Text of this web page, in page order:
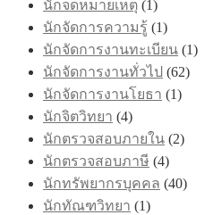
นักจดหมายเหตุ (1)
นักจัดการความรู้ (1)
นักจัดการงานทะเบียน (1)
นักจัดการงานทั่วไป (62)
นักจัดการงานโยธา (1)
นักจิตวิทยา (4)
นักตรวจสอบภายใน (2)
นักตรวจสอบภาษี (4)
นักทรัพยากรบุคคล (40)
นักทัณฑวิทยา (1)